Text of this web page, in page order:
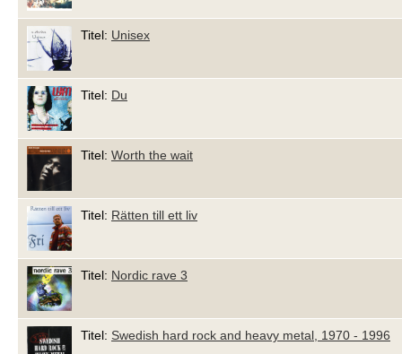
Titel: Unisex
Titel: Du
Titel: Worth the wait
Titel: Rätten till ett liv
Titel: Nordic rave 3
Titel: Swedish hard rock and heavy metal, 1970 - 1996